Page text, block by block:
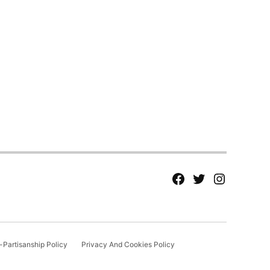
fb Tw tw
Partisanship Policy Privacy And Cookies Policy